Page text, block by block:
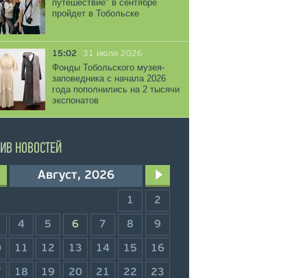
путешествие" в сентябре
пройдет в Тобольске
15:02 31 июля 2026
Фонды Тобольского музея-
заповедника с начала 2026
года пополнились на 2 тысячи
экспонатов
НОВОСТЕЙ
Август, 2026
1 2
4 5 6 7 8 9
11 12 13 14 15 16
18 19 20 21 22 23